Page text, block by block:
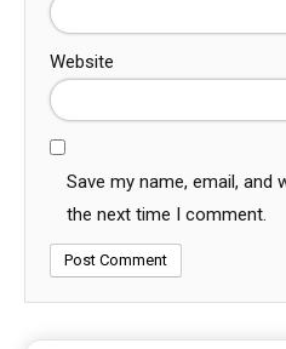
Website
Save my name, email,
the next time I comment.